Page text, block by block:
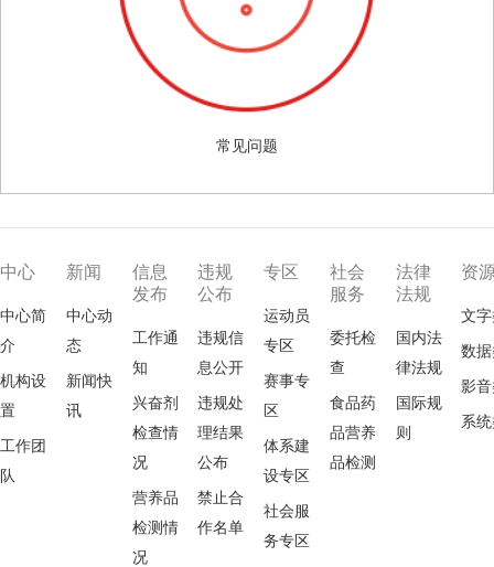
常见问题
中心
中心简
介
机构设
置
工作团
队
新闻
中心动
态
新闻快
讯
信息
发布
工作通
知
兴奋剂
检查情
况
营养品
检测情
况
违规
公布
违规信
息公开
违规处
理结果
公布
禁止合
作名单
专区
运动员
专区
赛事专
区
体系建
设专区
社会服
务专区
社会
服务
委托检
查
食品药
品营养
品检测
法律
法规
国内法
律法规
国际规
则
资
文
数
影
系